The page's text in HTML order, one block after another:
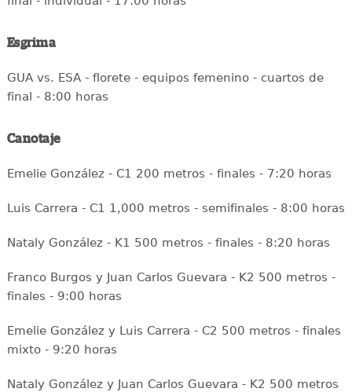
Esgrima
GUA vs. ESA - florete - equipos femenino - cuartos de
final - 8:00 horas
Canotaje
Emelie González - C1 200 metros - finales - 7:20 horas
Luis Carrera - C1 1,000 metros - semifinales - 8:00 horas
Nataly González - K1 500 metros - finales - 8:20 horas
Franco Burgos y Juan Carlos Guevara - K2 500 metros -
finales - 9:00 horas
Emelie González y Luis Carrera - C2 500 metros - finales
mixto - 9:20 horas
Nataly González y Juan Carlos Guevara - K2 500 metros